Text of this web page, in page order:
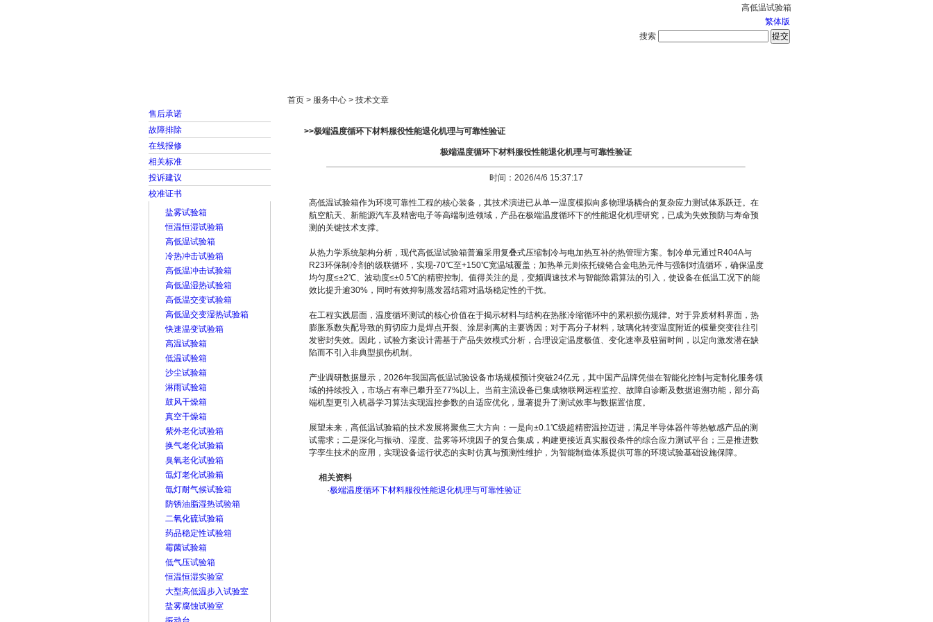
高低温试验箱
繁体版
搜索
售后承诺
故障排除
在线报修
相关标准
投诉建议
校准证书
盐雾试验箱
恒温恒湿试验箱
高低温试验箱
冷热冲击试验箱
高低温冲击试验箱
高低温湿热试验箱
高低温交变试验箱
高低温交变湿热试验箱
快速温变试验箱
高温试验箱
低温试验箱
沙尘试验箱
淋雨试验箱
鼓风干燥箱
真空干燥箱
紫外老化试验箱
换气老化试验箱
臭氧老化试验箱
氙灯老化试验箱
氙灯耐气候试验箱
防锈油脂湿热试验箱
二氧化硫试验箱
药品稳定性试验箱
霉菌试验箱
低气压试验箱
恒温恒湿实验室
大型高低温步入试验室
盐雾腐蚀试验室
首页 > 服务中心 > 技术文章
>>极端温度循环下材料服役性能退化机理与可靠性验证
极端温度循环下材料服役性能退化机理与可靠性验证
时间：2026/4/6 15:37:17
高低温试验箱作为环境可靠性工程的核心装备，其技术演进已从单一温度模拟向多物理场耦合的复杂应力测试体系跃迁。在
航空航天、新能源汽车及精密电子等高端制造领域，产品在极端温度循环下的性能退化机理研究，已成为失效预防与寿命预
测的关键技术支撑。
从热力学系统架构分析，现代高低温试验箱普遍采用复叠式压缩制冷与电加热互补的热管理方案。制冷单元通过R404A与
R23环保制冷剂的级联循环，实现-70℃至+150℃宽温域覆盖；加热单元则依托镍铬合金电热元件与强制对流循环，确保温度
均匀度≤±2℃、波动度≤±0.5℃的精密控制。值得关注的是，变频调速技术与智能除霜算法的引入，使设备在低温工况下的能
效比提升逾30%，同时有效抑制蒸发器结霜对温场稳定性的干扰。
在工程实践层面，温度循环测试的核心价值在于揭示材料与结构在热胀冷缩循环中的累积损伤规律。对于异质材料界面，热
膨胀系数失配导致的剪切应力是焊点开裂、涂层剥离的主要诱因；对于高分子材料，玻璃化转变温度附近的模量突变往往引
发密封失效。因此，试验方案设计需基于产品失效模式分析，合理设定温度极值、变化速率及驻留时间，以定向激发潜在缺
陷而不引入非典型损伤机制。
产业调研数据显示，2026年我国高低温试验设备市场规模预计突破24亿元，其中国产品牌凭借在智能化控制与定制化服务领
域的持续投入，市场占有率已攀升至77%以上。当前主流设备已集成物联网远程监控、故障自诊断及数据追溯功能，部分高
端机型更引入机器学习算法实现温控参数的自适应优化，显著提升了测试效率与数据置信度。
展望未来，高低温试验箱的技术发展将聚焦三大方向：一是向±0.1℃级超精密温控迈进，满足半导体器件等热敏感产品的测
试需求；二是深化与振动、湿度、盐雾等环境因子的复合集成，构建更接近真实服役条件的综合应力测试平台；三是推进数
字孪生技术的应用，实现设备运行状态的实时仿真与预测性维护，为智能制造体系提供可靠的环境试验基础设施保障。
相关资料
·极端温度循环下材料服役性能退化机理与可靠性验证